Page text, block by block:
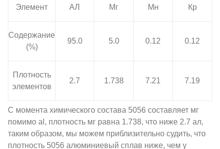
Элемент АЛ Мг Мн Кр
Содержание
(%)
95.0 5.0 0.12 0.12
Плотность
элементов
2.7 1.738 7.21 7.19
С момента химического состава 5056 составляет мг
помимо al, плотность мг равна 1.738, что ниже 2.7 ал,
таким образом, мы можем приблизительно судить, что
плотность 5056 алюминиевый сплав ниже, чем у